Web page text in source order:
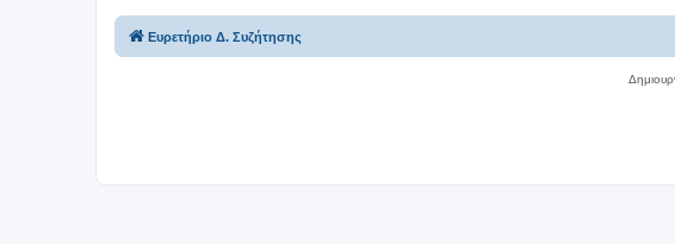
Ευρετήριο Δ. Συζήτησης